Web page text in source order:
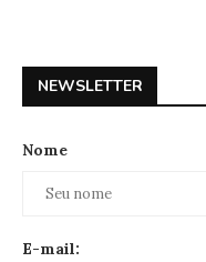
NEWSLETTER
Nome
E-mail: